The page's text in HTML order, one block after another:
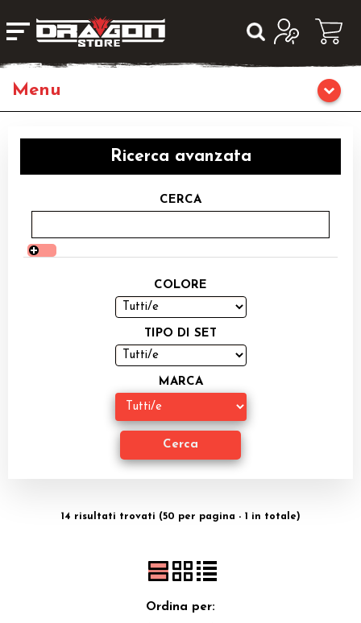
Giochi da Tavolo
Giochi di Ruolo
Librigame
Giochi di Carte Collezionabili
Giocattoli e Gadget
Ricerca avanzata
CERCA
COLORE
TIPO DI SET
MARCA
14 risultati trovati (50 per pagina - 1 in totale)
Ordina per: